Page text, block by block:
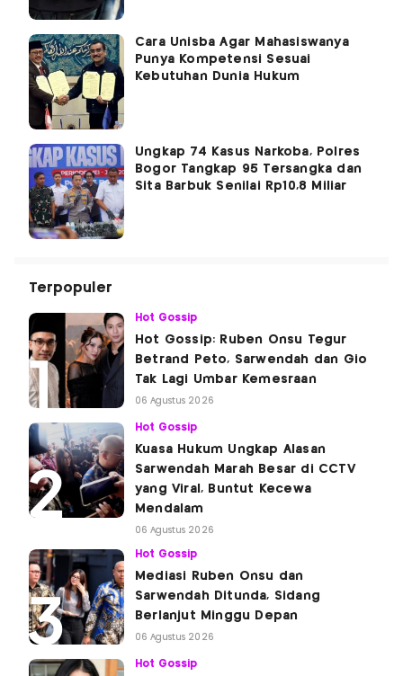
Cara Unisba Agar Mahasiswanya
Punya Kompetensi Sesuai
Kebutuhan Dunia Hukum
Ungkap 74 Kasus Narkoba, Polres
Bogor Tangkap 95 Tersangka dan
Sita Barbuk Senilai Rp10,8 Miliar
Terpopuler
Hot Gossip
Hot Gossip: Ruben Onsu Tegur
Betrand Peto, Sarwendah dan Gio
Tak Lagi Umbar Kemesraan
06 Agustus 2026
Hot Gossip
Kuasa Hukum Ungkap Alasan
Sarwendah Marah Besar di CCTV
yang Viral, Buntut Kecewa
Mendalam
06 Agustus 2026
Hot Gossip
Mediasi Ruben Onsu dan
Sarwendah Ditunda, Sidang
Berlanjut Minggu Depan
06 Agustus 2026
Hot Gossip